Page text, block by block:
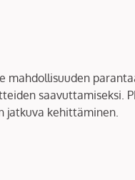
saavuttamiseksi.
jatkuva kehittäminen.